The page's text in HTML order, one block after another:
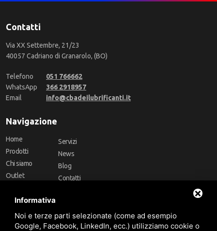
Contatti
Via XX Settembre, 21/23
40057 Cadriano di Granarolo, (BO)
Telefono
051 766662
WhatsApp
366 2918957
Email
info@cbadeilubrificanti.it
Navigazione
Home
Prodotti
Chi siamo
Outlet
Marchi
Servizi
News
Blog
Contatti
Follow Us
Informativa
Noi e terze parti selezionate (come ad esempio
Google, Facebook, LinkedIn, ecc.) utilizziamo cookie o